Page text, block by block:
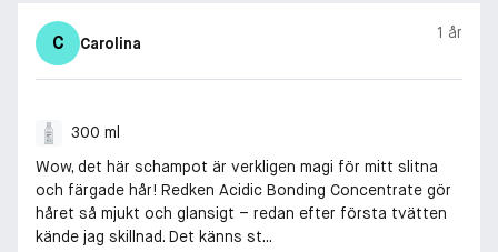
C Carolina
1 år
300 ml
Wow, det här schampot är verkligen magi för mitt slitna
och färgade hår! Redken Acidic Bonding Concentrate gör
håret så mjukt och glansigt – redan efter första tvätten
kände jag skillnad. Det känns st...